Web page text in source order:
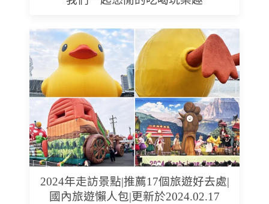
2024年走訪景點|推薦17個旅遊好去處|
國內旅遊懶人包|更新於2024.02.17